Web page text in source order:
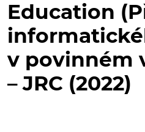
Education
v povinném
– JRC (2022)